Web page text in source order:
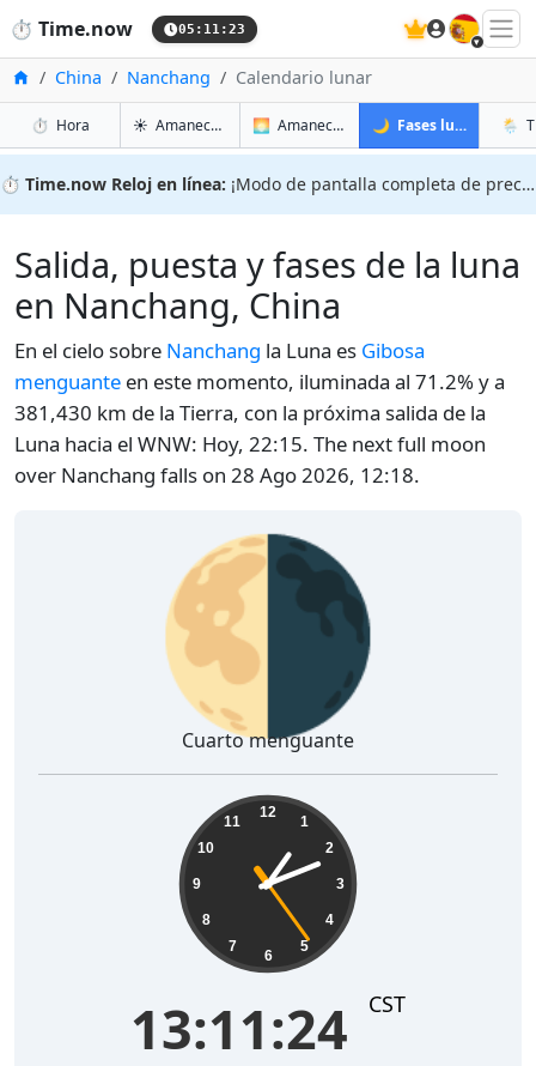
⏱️ Time.now 05:11:24 🇪🇸
InicioChina Nanchang Calendario lunar
⏱️ Horaen Nanchang
☀️ Amanecer y atardecer en Nanchang
🌅 Amanecer y atardecer mañana en
🌙 Fases lunares en
🌦️
⏱️ Time.now Reloj en línea: ¡Modo de pantalla completa de precisión!
Salida, puesta y fases de la luna
en Nanchang, China
En el cielo sobre Nanchang la Luna es Gibosa
menguante en este momento, iluminada al 71.2% y a
381,430 km de la Tierra, con la próxima salida de la
Luna hacia el WNW: Hoy, 22:15. The next full moon
over Nanchang falls on 28 Ago 2026, 12:18.
🌗
Cuarto menguante
12
1
2
3
4
5
6
7
8
9
10
11
13:11:25 CST